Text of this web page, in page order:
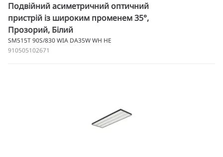
Подвійний асиметричний оптичний
пристрій із широким променем 35°,
Прозорий, Білий
SM515T 90S/830 WIA DA35W WH HE
910505102671